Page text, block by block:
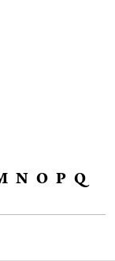
N O P Q